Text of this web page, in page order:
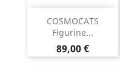
COSMOCATS
Figurine...
Prix
89,00 €